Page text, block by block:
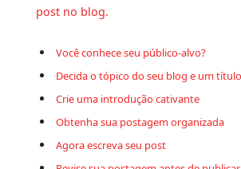
post no blog.
Você conhece seu público-alvo?
Decida o tópico do seu blog e um título
Crie uma introdução cativante
Obtenha sua postagem organizada
Agora escreva seu post